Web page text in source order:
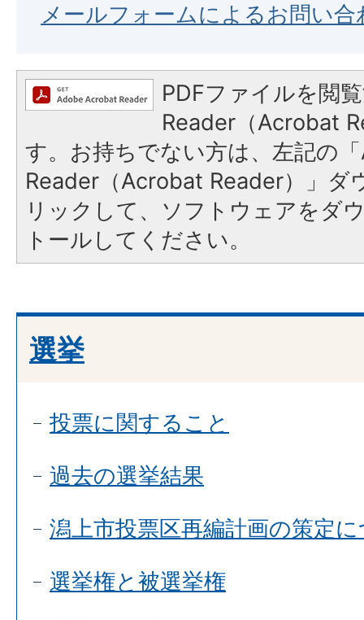
メールフォームによるお問い合
PDFファイルを閲
Reader（Acrobat
す。お持ちでない方は、左記の
Reader（Acrobat Reader）」ダ
リックして、ソフトウェアをダ
トールしてください。
選挙
投票に関すること
過去の選挙結果
潟上市投票区再編計画の策定
選挙権と被選挙権